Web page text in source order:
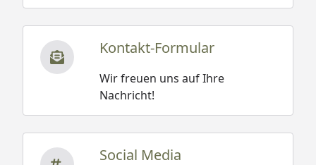
Kontakt-Formular
Wir freuen uns auf Ihre
Nachricht!
Social Media